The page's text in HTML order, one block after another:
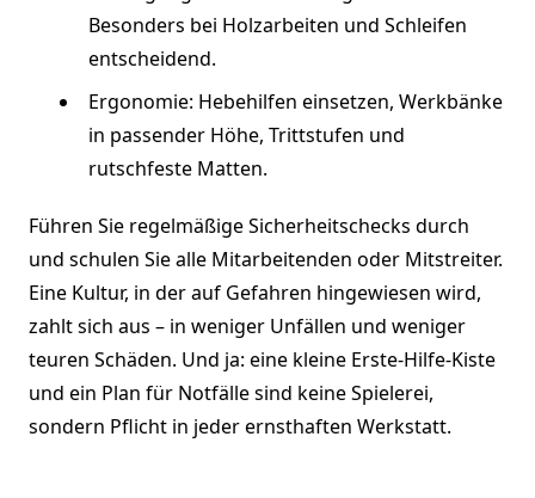
Besonders bei Holzarbeiten und Schleifen
entscheidend.
Ergonomie: Hebehilfen einsetzen, Werkbänke
in passender Höhe, Trittstufen und
rutschfeste Matten.
Führen Sie regelmäßige Sicherheitschecks durch
und schulen Sie alle Mitarbeitenden oder Mitstreiter.
Eine Kultur, in der auf Gefahren hingewiesen wird,
zahlt sich aus – in weniger Unfällen und weniger
teuren Schäden. Und ja: eine kleine Erste-Hilfe-Kiste
und ein Plan für Notfälle sind keine Spielerei,
sondern Pflicht in jeder ernsthaften Werkstatt.